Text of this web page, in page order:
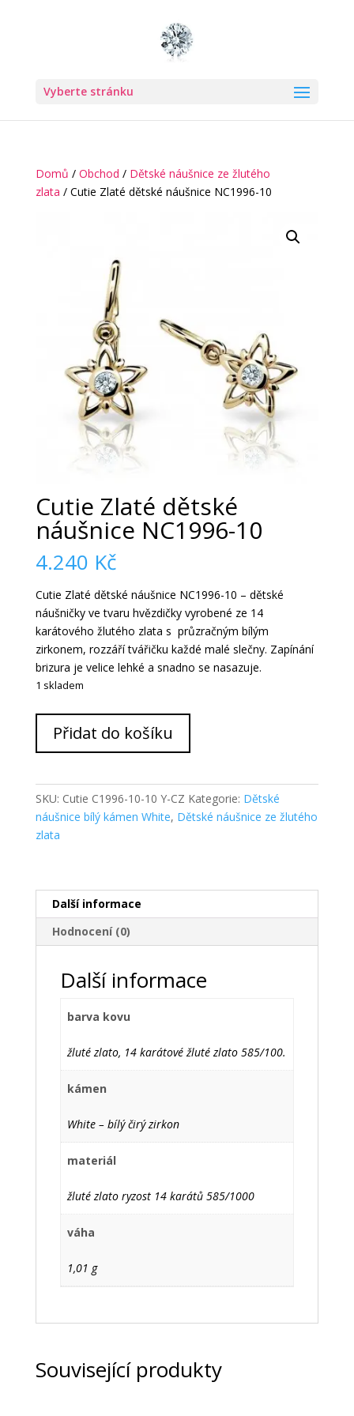
Vyberte stránku
Domů / Obchod / Dětské náušnice ze žlutého
zlata / Cutie Zlaté dětské náušnice NC1996-10
Cutie Zlaté dětské
náušnice NC1996-10
4.240 Kč
Cutie Zlaté dětské náušnice NC1996-10 – dětské
náušničky ve tvaru hvězdičky vyrobené ze 14
karátového žlutého zlata s průzračným bílým
zirkonem, rozzáří tvářičku každé malé slečny. Zapínání
brizura je velice lehké a snadno se nasazuje.
1 skladem
Zlaté
NC1996-
10
množství
Přidat do košíku
SKU: Cutie C1996-10-10 Y-CZ Kategorie: Dětské
náušnice bílý kámen White, Dětské náušnice ze žlutého
zlata
Další informace
Hodnocení (0)
Další informace
barva kovu
žluté zlato, 14 karátové žluté zlato 585/100.
kámen
White – bílý čirý zirkon
materiál
žluté zlato ryzost 14 karátů 585/1000
váha
1,01 g
Související produkty